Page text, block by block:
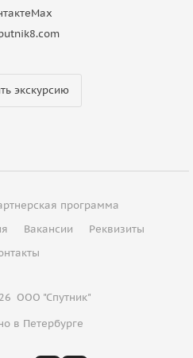
Max
экскурсию
программа
Вакансии
Реквизиты
ООО "Спутник"
в Петербурге